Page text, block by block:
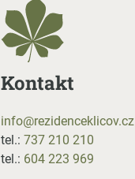
Kontakt
info@rezidenceklicov.cz
tel.: 737 210 210
tel.: 604 223 969